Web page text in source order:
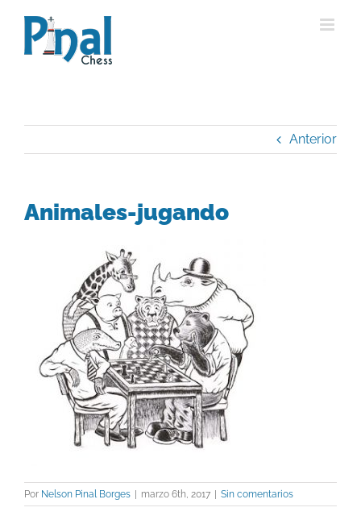
contenido
Anterior
Animales-jugando
Por Nelson Pinal Borges | marzo 6th, 2017 | Sin comentarios